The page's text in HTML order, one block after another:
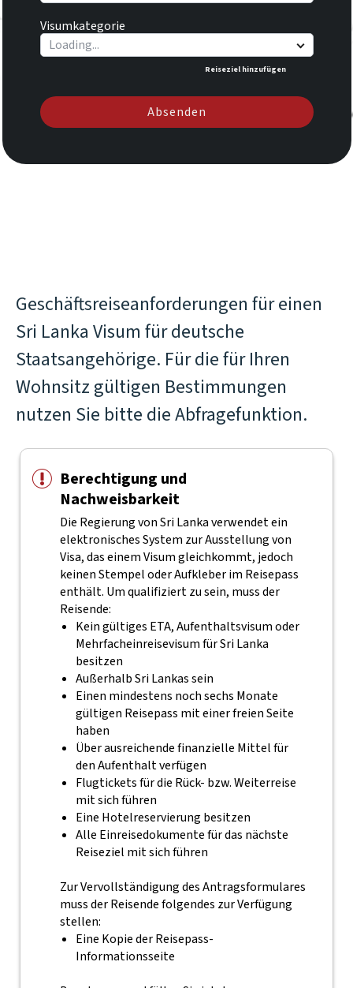
Visumkategorie
Reiseziel hinzufügen
Absenden
Geschäftsreiseanforderungen für einen
Sri Lanka Visum für deutsche
Staatsangehörige. Für die für Ihren
Wohnsitz gültigen Bestimmungen
nutzen Sie bitte die Abfragefunktion.
Berechtigung und
Nachweisbarkeit
Die Regierung von Sri Lanka verwendet ein
elektronisches System zur Ausstellung von
Visa, das einem Visum gleichkommt, jedoch
keinen Stempel oder Aufkleber im Reisepass
enthält. Um qualifiziert zu sein, muss der
Reisende:
Kein gültiges ETA, Aufenthaltsvisum oder
Mehrfacheinreisevisum für Sri Lanka
besitzen
Außerhalb Sri Lankas sein
Einen mindestens noch sechs Monate
gültigen Reisepass mit einer freien Seite
haben
Über ausreichende finanzielle Mittel für
den Aufenthalt verfügen
Flugtickets für die Rück- bzw. Weiterreise
mit sich führen
Eine Hotelreservierung besitzen
Alle Einreisedokumente für das nächste
Reiseziel mit sich führen
Zur Vervollständigung des Antragsformulares
muss der Reisende folgendes zur Verfügung
stellen:
Eine Kopie der Reisepass-
Informationsseite